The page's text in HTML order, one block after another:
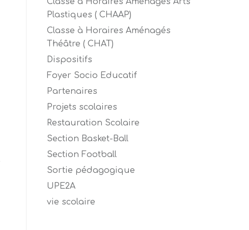
Plastiques ( CHAAP)
Classe à Horaires Aménagés
Théâtre ( CHAT)
Dispositifs
Foyer Socio Educatif
Partenaires
Projets scolaires
Restauration Scolaire
Section Basket-Ball
Section Football
Sortie pédagogique
UPE2A
vie scolaire